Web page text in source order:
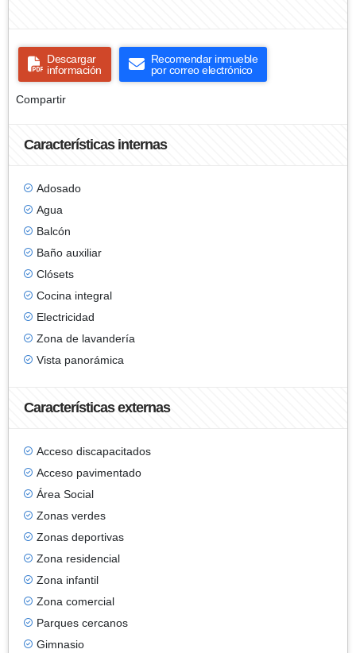
Descargar
información
Recomendar inmueble
por correo electrónico
Compartir
Características internas
Adosado
Agua
Balcón
Baño auxiliar
Clósets
Cocina integral
Electricidad
Zona de lavandería
Vista panorámica
Características externas
Acceso discapacitados
Acceso pavimentado
Área Social
Zonas verdes
Zonas deportivas
Zona residencial
Zona infantil
Zona comercial
Parques cercanos
Gimnasio